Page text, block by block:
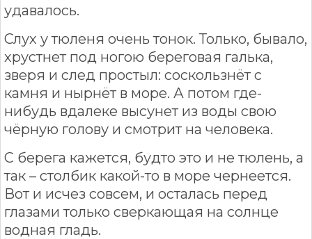
удавалось.
Слух у тюленя очень тонок. Только, бывало,
хрустнет под ногою береговая галька,
зверя и след простыл: соскользнёт с
камня и нырнёт в море. А потом где-
нибудь вдалеке высунет из воды свою
чёрную голову и смотрит на человека.
С берега кажется, будто это и не тюлень, а
так – столбик какой-то в море чернеется.
Вот и исчез совсем, и осталась перед
глазами только сверкающая на солнце
водная гладь.